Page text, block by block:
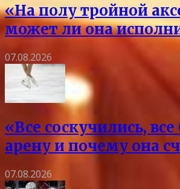
«На полу тройной
может ли она
07.08.2026
«Все соскучились,
арену и почему она
07.08.2026